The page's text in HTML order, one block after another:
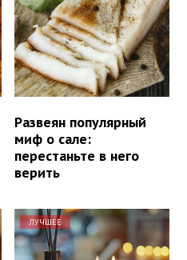
Развеян популярный
миф о сале:
перестаньте в него
верить
ЛУЧШЕЕ